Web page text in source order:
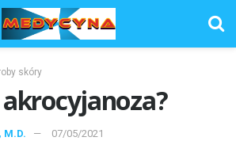
skóry
M.D. 07/05/2021